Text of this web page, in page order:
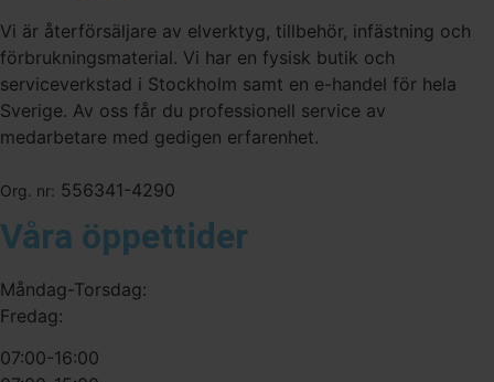
Vi är återförsäljare av elverktyg, tillbehör, infästning och
förbrukningsmaterial. Vi har en fysisk butik och
serviceverkstad i Stockholm samt en e-handel för hela
Sverige. Av oss får du professionell service av
medarbetare med gedigen erfarenhet.
Org. nr: 556341-4290
Våra öppettider
Måndag-Torsdag:
Fredag:
07:00-16:00